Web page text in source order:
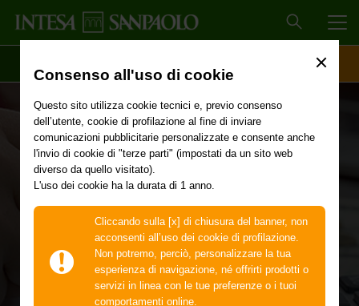
Consenso all'uso di cookie
Questo sito utilizza cookie tecnici e, previo consenso
dell’utente, cookie di profilazione al fine di inviare
comunicazioni pubblicitarie personalizzate e consente anche
l'invio di cookie di "terze parti" (impostati da un sito web
diverso da quello visitato).
L'uso dei cookie ha la durata di 1 anno.
Cliccando sulla [x] di chiusura del banner, non
acconsenti all’uso dei cookie di profilazione.
Non potremo, perciò, personalizzare la tua
esperienza di navigazione, né offrirti prodotti o
servizi in linea con le tue preferenze o i tuoi
comportamenti online.
Il Muling
Se qualcuno ti chiede di trasferire del
denaro utilizzando il tuo conto corrente in
cambio di un compenso, potresti diventare
complice di un reato finanziario, senza